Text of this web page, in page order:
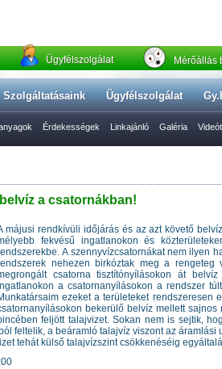
Ügyfélszolgálat Mérőállás
Szolgáltatásaink Ügyfélszolgálat
Érdekességek Linkajánló Galéria
a csatornákban!
májusi rendkívüli időjárás és az azt követő
fekvésű ingatlanokon és
A szennyvízcsatornákat nem ilyen
nehezen birkóztak meg a rengeteg
csatorna tisztítónyílásokon át
a csatornanyílásokon a rendszer
ezeket a területeket rendszeresen
bekerülő belvíz mellett
feljött talajvizet. Sokan nem is sejtik,
feltelik, a beáramló talajvíz viszont az
tehát külső talajvízszint csökkenéséig